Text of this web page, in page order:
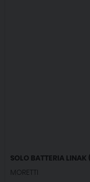
SOLO BATTERIA
MORETTI